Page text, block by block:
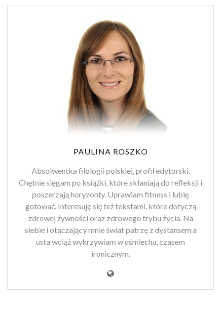
PAULINA ROSZKO
Absolwentka filologii polskiej, profil edytorski.
Chętnie sięgam po książki, które skłaniają do refleksji i
poszerzają horyzonty. Uprawiam fitness i lubię
gotować. Interesuję się też tekstami, które dotyczą
zdrowej żywności oraz zdrowego trybu życia. Na
siebie i otaczający mnie świat patrzę z dystansem a
usta wciąż wykrzywiam w uśmiechu, czasem
ironicznym.